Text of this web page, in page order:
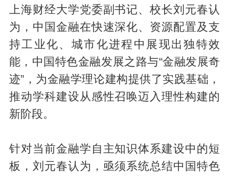
上海财经大学党委副书记、校长刘元春认
为，中国金融在快速深化、资源配置及支
持工业化、城市化进程中展现出独特效
能，中国特色金融发展之路与“金融发展奇
迹”，为金融学理论建构提供了实践基础，
推动学科建设从感性召唤迈入理性构建的
新阶段。
针对当前金融学自主知识体系建设中的短
板，刘元春认为，亟须系统总结中国特色